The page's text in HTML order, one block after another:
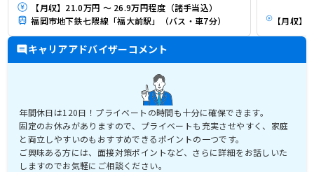
【月収】21.0万円 ～ 26.9万円程度（諸手当込）
福岡市地下鉄七隈線「福大前駅」（バス・車7分）
キャリアアドバイザーコメント
年間休日は120日！プライベートの時間も十分に確保できます。
固定のお休みがありますので、プライベートも充実させやすく、家庭
と両立しやすいのもおすすめできるポイントの一つです。
ご興味ある方には、面接対策ポイントなど、さらに詳細をお話しいた
しますのでお気軽にご相談ください。